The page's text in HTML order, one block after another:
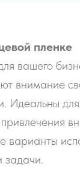
пленке
вашего
внимание
Идеальны
варианты
задачи.